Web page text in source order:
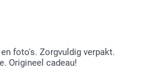
foto's. Zorgvuldig verpakt.
Origineel cadeau!